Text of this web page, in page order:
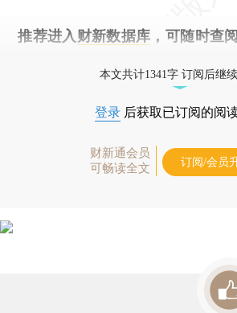
推荐进入 财新数据库 ，可随时查
本文共计1341字 订阅后继
登录 后获取已订阅的阅
财新通会员
可畅读全文
订阅/会员